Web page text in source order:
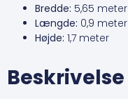
Bredde: 5,65 meter
Længde: 0,9 meter
Højde: 1,7 meter
Beskrivelse